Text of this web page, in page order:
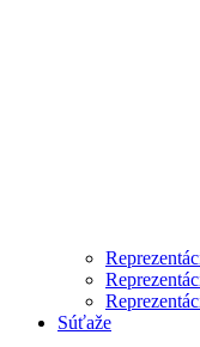
Súťaže